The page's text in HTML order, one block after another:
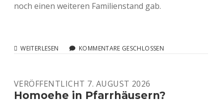
noch einen weiteren Familienstand gab.
WEITERLESEN AMTLICHEKOMMENTARE GESCHLOSSEN
VERÖFFENTLICHT 7. AUGUST 2026
Homoehe in Pfarrhäusern?